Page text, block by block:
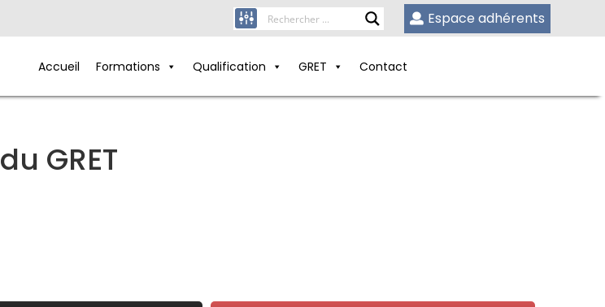
Espace adhérents
Accueil Formations Qualification GRET Contact
du GRET